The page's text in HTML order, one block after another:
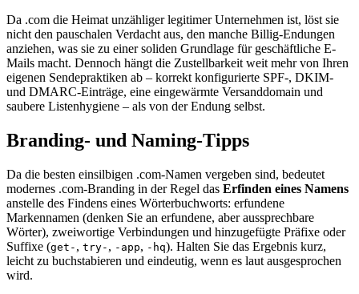
Da .com die Heimat unzähliger legitimer Unternehmen ist, löst sie
nicht den pauschalen Verdacht aus, den manche Billig-Endungen
anziehen, was sie zu einer soliden Grundlage für geschäftliche E-
Mails macht. Dennoch hängt die Zustellbarkeit weit mehr von Ihren
eigenen Sendepraktiken ab – korrekt konfigurierte SPF-, DKIM-
und DMARC-Einträge, eine eingewärmte Versanddomain und
saubere Listenhygiene – als von der Endung selbst.
Branding- und Naming-Tipps
Da die besten einsilbigen .com-Namen vergeben sind, bedeutet
modernes .com-Branding in der Regel das Erfinden eines Namens
anstelle des Findens eines Wörterbuchworts: erfundene
Markennamen (denken Sie an erfundene, aber aussprechbare
Wörter), zweiwortige Verbindungen und hinzugefügte Präfixe oder
Suffixe (get- , try- , -app, -hq). Halten Sie das Ergebnis kurz,
leicht zu buchstabieren und eindeutig, wenn es laut ausgesprochen
wird.